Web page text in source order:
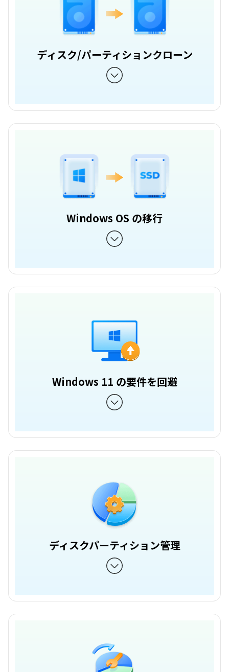
ディスク/パーティションクローン
Windows OS の移行
Windows 11 の要件を回避
ディスクパーティション管理